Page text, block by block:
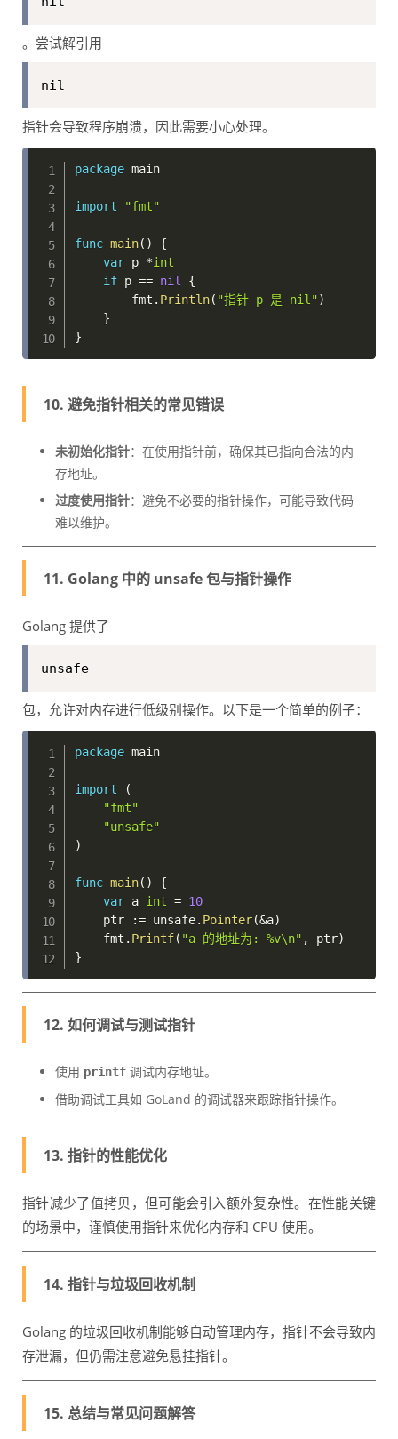
。尝试解引用
nil
指针会导致程序崩溃，因此需要小心处理。
package main
import "fmt"
func main( )
{
var p *int
if p == nil
{
        fmt
. Println( "指针 p 是 nil")
}
}
10. 避免指针相关的常见错误
未初始化指针：在使用指针前，确保其已指向合法的内
存地址。
过度使用指针：避免不必要的指针操作，可能导致代码
难以维护。
11. Golang 中的 unsafe 包与指针操作
Golang 提供了
unsafe
包，允许对内存进行低级别操作。以下是一个简单的例子：
package main
import
(
"fmt"
"unsafe"
)
func main( )
{
var a int = 10
    ptr
:= unsafe. Pointer(&a)
    fmt
. Printf( "a 的地址为: %v\n" , ptr)
}
12. 如何调试与测试指针
使用 printf调试内存地址。
借助调试工具如 GoLand 的调试器来跟踪指针操作。
13. 指针的性能优化
指针减少了值拷贝，但可能会引入额外复杂性。在性能关键
的场景中，谨慎使用指针来优化内存和 CPU 使用。
14. 指针与垃圾回收机制
Golang 的垃圾回收机制能够自动管理内存，指针不会导致内
存泄漏，但仍需注意避免悬挂指针。
15. 总结与常见问题解答